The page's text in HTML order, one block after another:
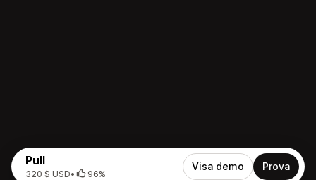
Pull
320 $ USD• 96%
Visa demo Prova